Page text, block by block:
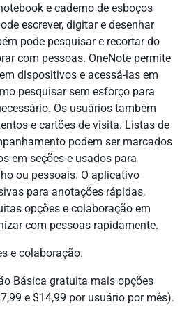
e caderno de esboços
escrever, digitar e desenhar
pode pesquisar e recortar do
com pessoas. OneNote permite
dispositivos e acessá-las em
pesquisar sem esforço para
Os usuários também
e cartões de visita. Listas de
podem ser marcados
em seções e usados para
ou pessoais. O aplicativo
para anotações rápidas,
opções e colaboração em
com pessoas rapidamente.
e colaboração.
Básica gratuita mais opções
e $14,99 por usuário por mês).